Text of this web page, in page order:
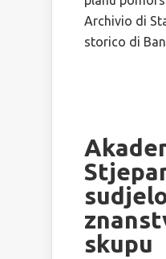
Archivio di
storico di
skupu